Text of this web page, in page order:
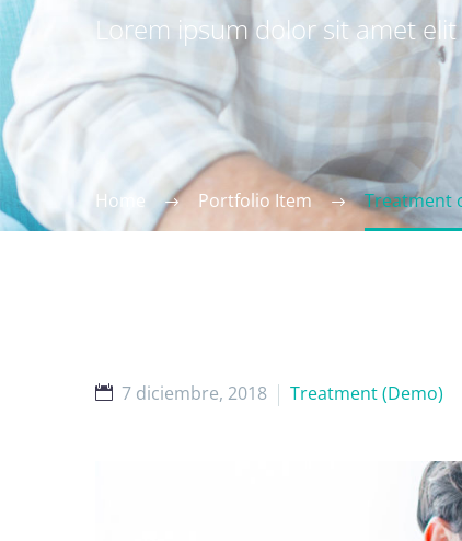
Lorem ipsum dolor sit amet elit
Home Portfolio Item Treatment
7 diciembre, 2018 Treatment (Demo)